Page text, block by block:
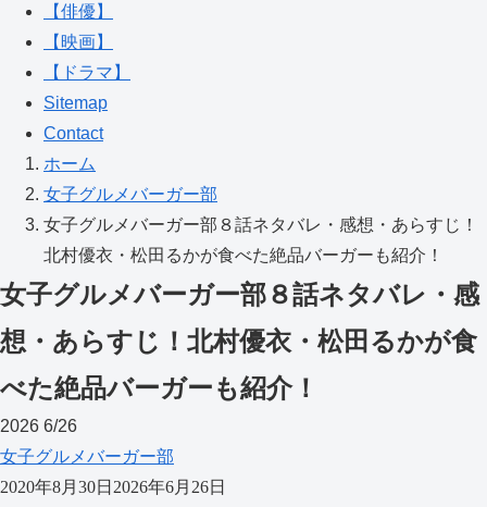
【俳優】
【映画】
【ドラマ】
Sitemap
Contact
ホーム
女子グルメバーガー部
女子グルメバーガー部８話ネタバレ・感想・あらすじ！
北村優衣・松田るかが食べた絶品バーガーも紹介！
女子グルメバーガー部８話ネタバレ・感
想・あらすじ！北村優衣・松田るかが食
べた絶品バーガーも紹介！
2026 6/26
女子グルメバーガー部
2020年8月30日 2026年6月26日